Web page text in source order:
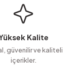
Kalite
güvenilir ve kaliteli
içerikler.